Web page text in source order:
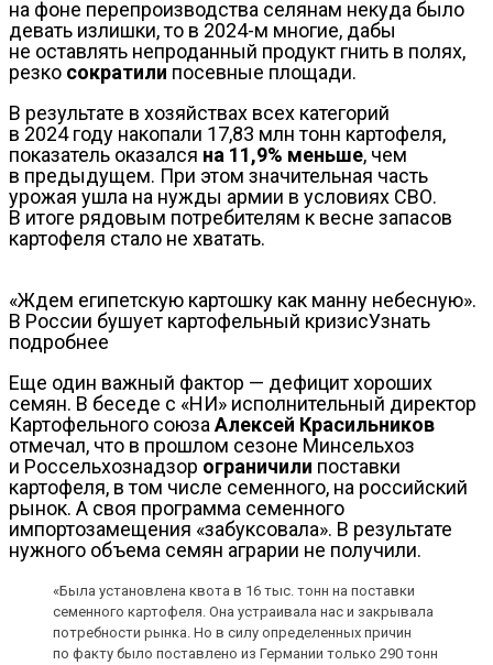
на фоне перепроизводства селянам некуда было
девать излишки, то в 2024-м многие, дабы
не оставлять непроданный продукт гнить в полях,
резко сократили посевные площади.
В результате в хозяйствах всех категорий
в 2024 году накопали 17,83 млн тонн картофеля,
показатель оказался на 11,9% меньше, чем
в предыдущем. При этом значительная часть
урожая ушла на нужды армии в условиях СВО.
В итоге рядовым потребителям к весне запасов
картофеля стало не хватать.
«Ждем египетскую картошку как манну небесную».
В России бушует картофельный кризисУзнать
подробнее
Еще один важный фактор — дефицит хороших
семян. В беседе с «НИ» исполнительный директор
Картофельного союза Алексей Красильников
отмечал, что в прошлом сезоне Минсельхоз
и Россельхознадзор ограничили поставки
картофеля, в том числе семенного, на российский
рынок. А своя программа семенного
импортозамещения «забуксовала». В результате
нужного объема семян аграрии не получили.
«Была установлена квота в 16 тыс. тонн на поставки
семенного картофеля. Она устраивала нас и закрывала
потребности рынка. Но в силу определенных причин
по факту было поставлено из Германии только 290 тонн